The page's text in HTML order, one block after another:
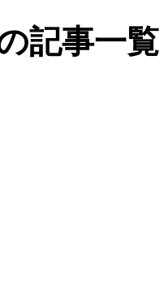
記事一覧